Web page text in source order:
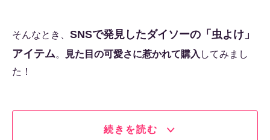
そんなとき、 SNSで発見したダイソーの「虫よけ」
アイテム。 見た目の可愛さに惹かれて購入 してみまし
た！
続きを読む